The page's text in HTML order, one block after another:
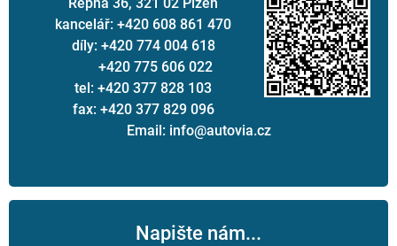
kancelář: +420 608 861 470
díly: +420 774 004 618
+420 775 606 022
tel: +420 377 828 103
fax: +420 377 829 096
Email: info@autovia.cz
Napište nám...